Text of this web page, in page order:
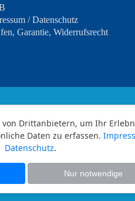
/ Datenschutz
Garantie, Widerrufsrecht
2026 INDES Medical S.L. - All
von Drittanbietern, um Ihr
Daten zu erfassen.
Datenschutz.
Nur notwendige